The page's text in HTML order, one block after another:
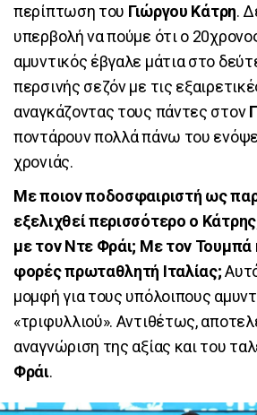
περίπτωση του Γιώργου Κάτρη.
υπερβολή να πούμε ότι ο
αμυντικός έβγαλε μάτια στο
περσινής σεζόν με τις
αναγκάζοντας τους πάντες στον
ποντάρουν πολλά πάνω του
χρονιάς.
Με ποιον ποδοσφαιριστή ως
εξελιχθεί περισσότερο ο
με τον Ντε Φράι; Με τον Τουμπά
φορές πρωταθλητή Ιταλίας;
μομφή για τους υπόλοιπους
«τριφυλλιού». Αντιθέτως,
αναγνώριση της αξίας και του
Φράι.